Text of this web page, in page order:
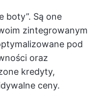
boty”. Są one
zintegrowanym
pod
oraz
kredyty,
ceny.